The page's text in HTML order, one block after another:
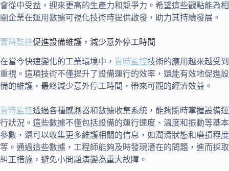
會從中受益，迎來更高的生產力和競爭力。希望這些觀點能為相
關企業在運用數據可視化技術時提供啟發，助力其持續發展。
實時監控促進設備維護，減少意外停工時間
在當今快速變化的工業環境中， 實時監控技術的應用越來越受到
重視。這項技術不僅提升了設備運行的效率，還能有效地促進設
備的維護，最終減少意外停工時間，帶來可觀的經濟效益。
實時監控透過各種感測器和數據收集系統，能夠隨時掌握設備運
行狀況。這些數據不僅包括設備的運行速度、溫度和振動等基本
參數，還可以收集更多維護相關的信息，如潤滑狀態和磨損程度
等。通過這些數據，工程師能夠及時發現潛在的問題，進而採取
糾正措施，避免小問題演變為重大故障。